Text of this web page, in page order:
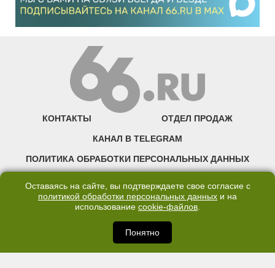
КОНТАКТЫ ОТДЕЛ ПРОДАЖ
КАНАЛ В TELEGRAM
ПОЛИТИКА ОБРАБОТКИ ПЕРСОНАЛЬНЫХ ДАННЫХ
©2007—2025 66.RU. Воспроизведение, сообщение, доведение до всеобщего
правообладателя запрещено. Сетевое издание «Современный портал
Екатеринбурга — «66.ru» (18+) зарегистрировано Федеральной службой по
надзору в сфере связи, информационных технологий и массовых коммуникаций
(Роскомнадзор). Регистрационный номер ЭЛ № ФС 77 - 76634 от 02.09.2019
Оставаясь на сайте, вы подтверждаете свое согласие с
политикой обработки персональных данных и на
использование cookie-файлов.
Понятно